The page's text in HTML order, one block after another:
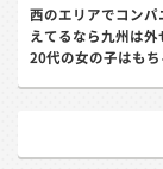
西のエリアでコンパ
えてるなら九州は外
20代の女の子はも